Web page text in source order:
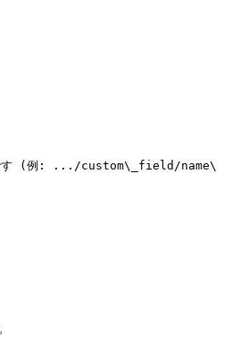
クスです (例: .../custom\_field/name\